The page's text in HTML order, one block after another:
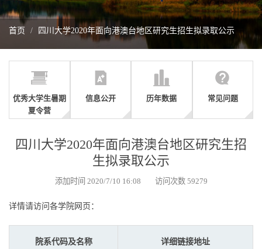
首页 四川大学2020年面向港澳台地区研究生招生拟录取公示
优秀大学生暑期
夏令营
信息公开 历年数据 常见问题
四川大学2020年面向港澳台地区研究生招
生拟录取公示
添加时间 2020/7/10 16:08 访问次数 59279
详情请访问各学院网页：
院系代码及名称 详细链接地址